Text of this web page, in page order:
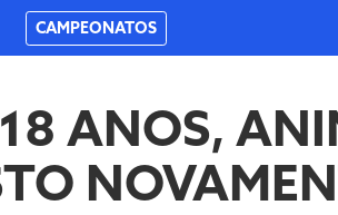
CAMPEONATOS
ANOS,